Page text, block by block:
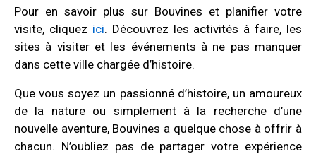
Pour en savoir plus sur Bouvines et planifier votre
visite, cliquez ici. Découvrez les activités à faire, les
sites à visiter et les événements à ne pas manquer
dans cette ville chargée d’histoire.
Que vous soyez un passionné d’histoire, un amoureux
de la nature ou simplement à la recherche d’une
nouvelle aventure, Bouvines a quelque chose à offrir à
chacun. N’oubliez pas de partager votre expérience